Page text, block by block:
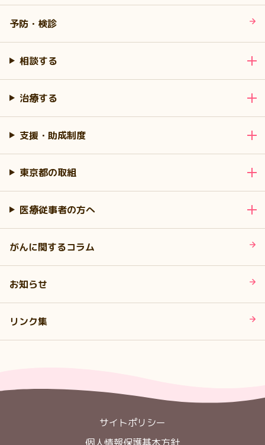
予防・検診
相談する
治療する
支援・助成制度
東京都の取組
医療従事者の方へ
がんに関するコラム
お知らせ
リンク集
サイトポリシー